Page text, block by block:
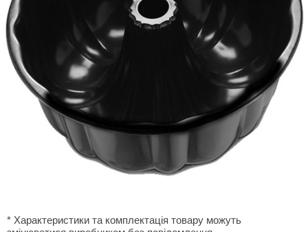
* Характеристики та комплектація товару можуть